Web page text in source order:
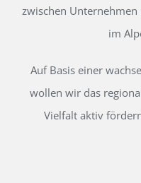
zwischen
im
Auf Basis einer
wollen wir das
Vielfalt aktiv